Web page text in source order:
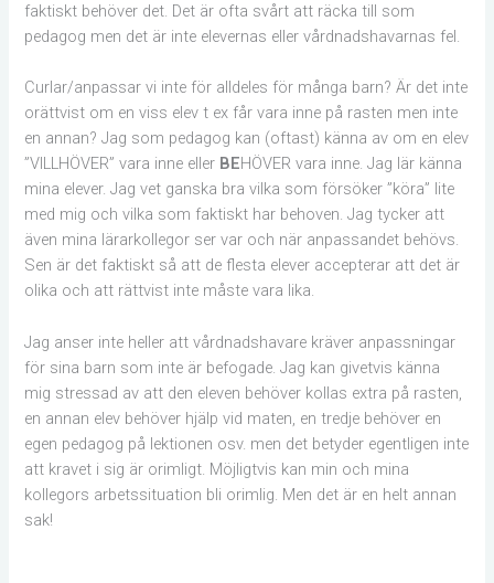
faktiskt behöver det. Det är ofta svårt att räcka till som
pedagog men det är inte elevernas eller vårdnadshavarnas fel.
Curlar/anpassar vi inte för alldeles för många barn? Är det inte
orättvist om en viss elev t ex får vara inne på rasten men inte
en annan? Jag som pedagog kan (oftast) känna av om en elev
”VILLHÖVER” vara inne eller BEHÖVER vara inne. Jag lär känna
mina elever. Jag vet ganska bra vilka som försöker ”köra” lite
med mig och vilka som faktiskt har behoven. Jag tycker att
även mina lärarkollegor ser var och när anpassandet behövs.
Sen är det faktiskt så att de flesta elever accepterar att det är
olika och att rättvist inte måste vara lika.
Jag anser inte heller att vårdnadshavare kräver anpassningar
för sina barn som inte är befogade. Jag kan givetvis känna
mig stressad av att den eleven behöver kollas extra på rasten,
en annan elev behöver hjälp vid maten, en tredje behöver en
egen pedagog på lektionen osv. men det betyder egentligen inte
att kravet i sig är orimligt. Möjligtvis kan min och mina
kollegors arbetssituation bli orimlig. Men det är en helt annan
sak!